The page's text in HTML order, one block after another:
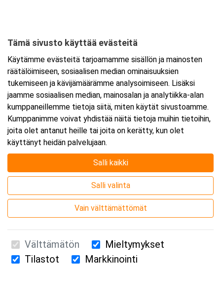
Tarkempi kartta ja ajo-ohjeet
Suomen Ensiapukoulutus Oy / Valimotie 21 / 00380 Helsinki
Tämä sivusto käyttää evästeitä
Käytämme evästeitä tarjoamamme sisällön ja mainosten
räätälöimiseen, sosiaalisen median ominaisuuksien
tukemiseen ja kävijämäärämme analysoimiseen. Lisäksi
jaamme sosiaalisen median, mainosalan ja analytiikka-alan
kumppaneillemme tietoja siitä, miten käytät sivustoamme.
Kumppanimme voivat yhdistää näitä tietoja muihin tietoihin,
joita olet antanut heille tai joita on kerätty, kun olet
käyttänyt heidän palvelujaan.
Salli kaikki
Salli valinta
Vain välttämättömät
Välttämätön
Mieltymykset
Tilastot
Markkinointi